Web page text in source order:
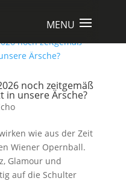
noch zeitgemäß
in unsere Ärsche?
wie aus der Zeit
Wiener Opernball.
Glamour und
auf die Schulter